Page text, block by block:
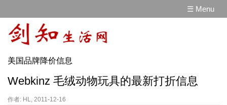
☰ Menu
美国品牌降价信息
Webkinz 毛绒动物玩具的最新打折信息
作者: HL, 2011-12-16